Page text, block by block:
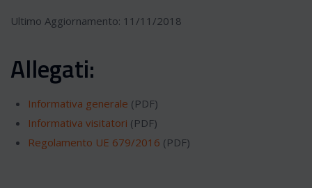
Ultimo Aggiornamento: 11/11/2018
Allegati:
Informativa generale (PDF)
Informativa visitatori (PDF)
Regolamento UE 679/2016 (PDF)